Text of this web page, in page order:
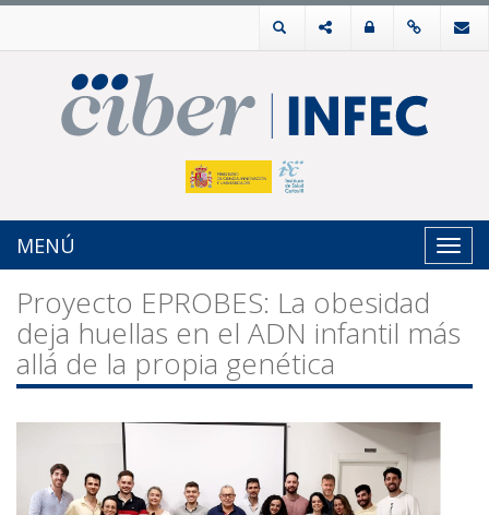
MENÚ
Proyecto EPROBES: La obesidad
deja huellas en el ADN infantil más
allá de la propia genética